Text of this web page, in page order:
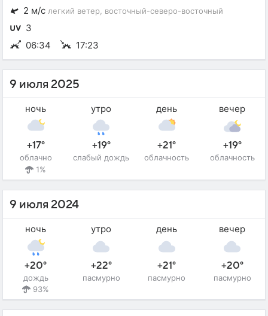
2 м/с легкий ветер , восточный-северо-восточный
3
06:34
17:23
9 июля 2025
ночь
+17°
облачно
1%
утро
+19°
слабый дождь
день
+21°
облачность
вечер
+19°
облачность
9 июля 2024
ночь
+20°
дождь
93%
утро
+22°
пасмурно
день
+21°
пасмурно
вечер
+20°
пасмурно